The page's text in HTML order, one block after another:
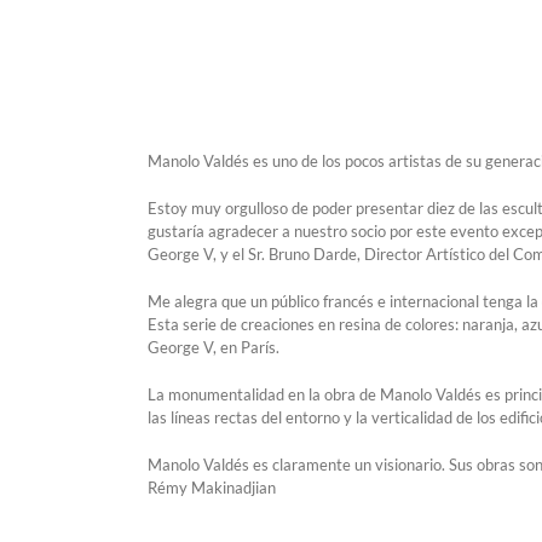
Manolo Valdés es uno de los pocos artistas de su
Estoy muy orgulloso de poder presentar diez de las
gustaría agradecer a nuestro socio por este evento
George V, y el Sr. Bruno Darde, Director Artístico del
Me alegra que un público francés e internacional tenga
Esta serie de creaciones en resina de colores: naranja,
George V, en París.
La monumentalidad en la obra de Manolo Valdés es
las líneas rectas del entorno y la verticalidad de los
Manolo Valdés es claramente un visionario. Sus obras
Rémy Makinadjian